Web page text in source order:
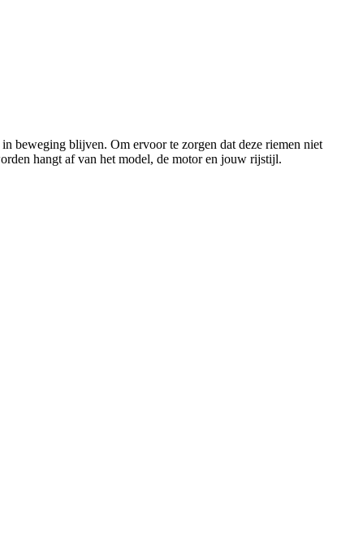
beweging blijven. Om ervoor te zorgen dat deze riemen niet
hangt af van het model, de motor en jouw rijstijl.